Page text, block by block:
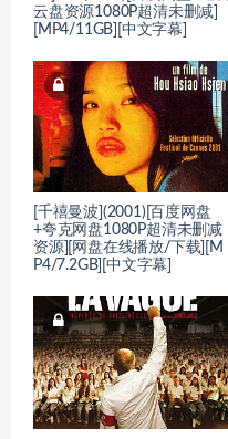
云盘资源1080P超清未删减]
[MP4/11GB][中文字幕]
[千禧曼波](2001)[百度网盘
+夸克网盘1080P超清未删减
资源][网盘在线播放/下载][M
P4/7.2GB][中文字幕]